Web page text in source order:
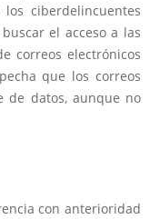
ciberdelincuentes
el acceso a las
correos electrónicos
que los correos
de datos, aunque no
con anterioridad